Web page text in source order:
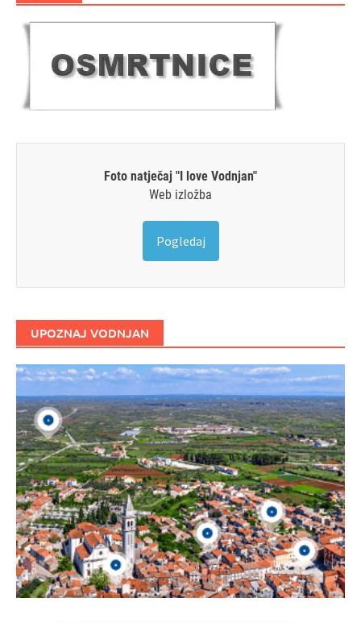
Foto natječaj "I love Vodnjan"
Web izložba
Pogledaj
UPOZNAJ VODNJAN